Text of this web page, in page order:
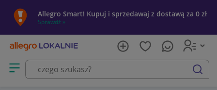
Allegro Smart! Kupuj i sprzedawaj z dostawą za 0 zł
Sprawdź »
Otwórz menu z kategoriami
szukaj